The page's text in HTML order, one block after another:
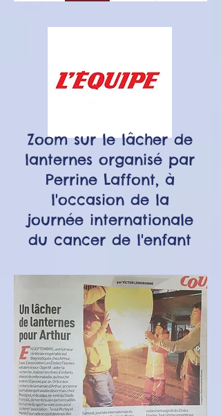
Zoom sur le lâcher de
lanternes organisé par
Perrine Laffont, à
l'occasion de la
journée internationale
du cancer de l'enfant